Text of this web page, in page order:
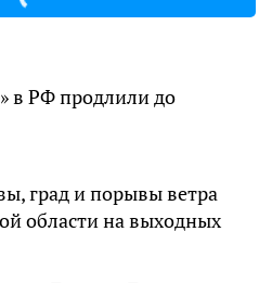
в РФ продлили до
град и порывы ветра
области на выходных